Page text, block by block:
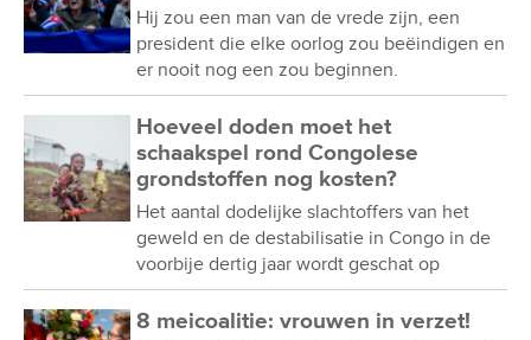
Hij zou een man van de vrede zijn, een
president die elke oorlog zou beëindigen en
er nooit nog een zou beginnen.
Hoeveel doden moet het
schaakspel rond Congolese
grondstoffen nog kosten?
Het aantal dodelijke slachtoffers van het
geweld en de destabilisatie in Congo in de
voorbije dertig jaar wordt geschat op
8 meicoalitie: vrouwen in verzet!